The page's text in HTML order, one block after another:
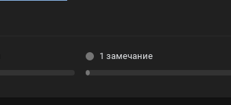
1 замечание